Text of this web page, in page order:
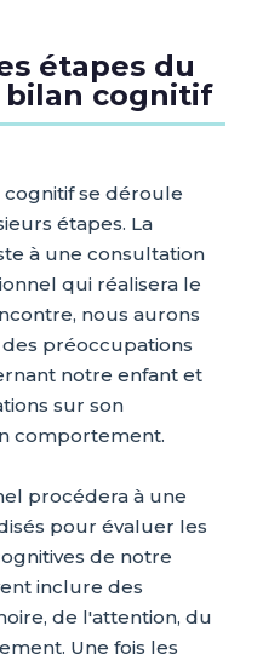
étapes du
bilan cognitif
se déroule
étapes. La
à une consultation
qui réalisera le
nous aurons
préoccupations
notre enfant et
sur son
comportement.
procédera à une
pour évaluer les
de notre
inclure des
de l'attention, du
Une fois les